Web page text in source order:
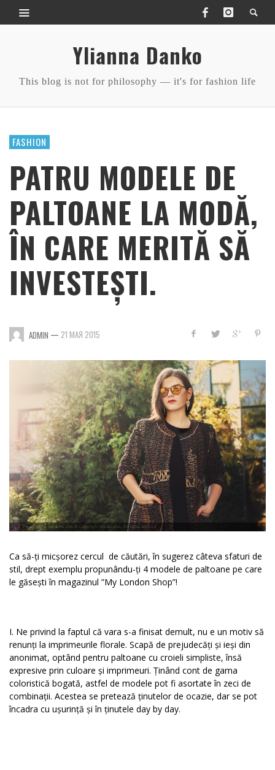
Ylianna Danko
This blog is not for philosophy — it's for fashion life
FASHION
PATRU MODELE DE
PALTOANE LA MODĂ,
ÎN CARE MERITĂ SĂ
INVESTEȘTI.
ADMIN — 21 МАЯ 2015
Ca să-ți micșorez cercul de căutări, în sugerez câteva sfaturi de
stil, drept exemplu propunându-ți 4 modele de paltoane pe care
le găsești în magazinul ”My London Shop”!
I. Ne privind la faptul că vara s-a finisat demult, nu e un motiv să
renunți la imprimeurile florale. Scapă de prejudecăți și ieși din
anonimat, optând pentru paltoane cu croieli simpliste, însă
expresive prin culoare și imprimeuri. Ținând cont de gama
coloristică bogată, astfel de modele pot fi asortate în zeci de
combinații. Acestea se pretează ținutelor de ocazie, dar se pot
încadra cu ușurință și în ținutele day by day.